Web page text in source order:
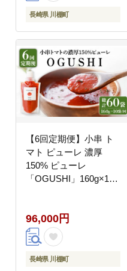
長崎県 川棚町
【6回定期便】小串 ト
マト ピューレ 濃厚
150% ピューレ
「OGUSHI」160g×10
96,000円
長崎県 川棚町